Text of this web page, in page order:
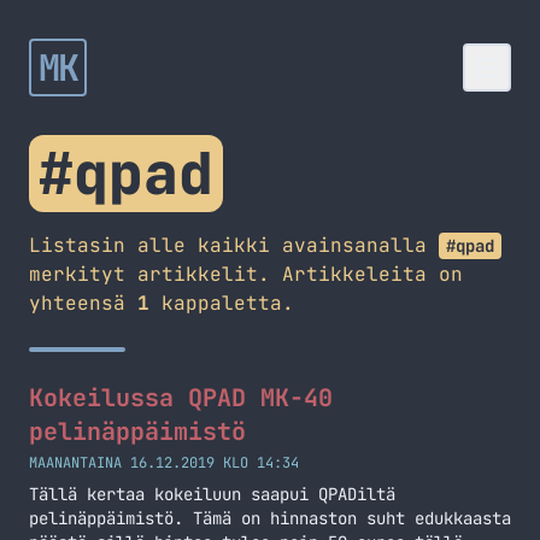
MK
#qpad
Listasin alle kaikki avainsanalla #qpad
merkityt artikkelit. Artikkeleita on
yhteensä 1 kappaletta.
Kokeilussa QPAD MK-40
pelinäppäimistö
MAANANTAINA 16.12.2019 KLO 14:34
Tällä kertaa kokeiluun saapui QPADiltä
pelinäppäimistö. Tämä on hinnaston suht edukkaasta